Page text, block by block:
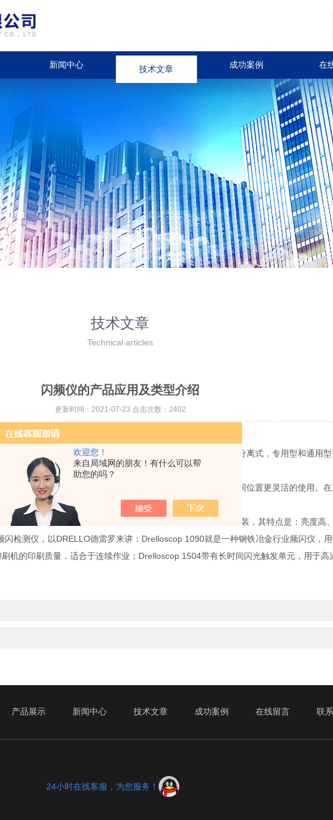
欢迎您！
来自局域网的朋友！有什么可以帮
助您的吗？
新闻中心 技术文章 成功案例 在
技术文章
Technical articles
闪频仪的产品应用及类型介绍
更新时间：2021-07-23 点击次数：2402
境和使用方式的不同，将频闪仪分为便携式、在线式、灯头分离式，专用型和通用
大容量的镍氢充电电池供电，这样便于频闪仪在生产线的不同位置更灵活的使用。
都带有单独的电气控制箱，灯头体积较大，一般采用固定式安装，其特点是：亮度高
检测仪，以DRELLO德雷罗来讲：Drelloscop 1090就是一种钢铁冶金行业频闪仪，
机的印刷质量，适合于连续作业；Drelloscop 1504带有长时间闪光触发单元，用于
产品展示 新闻中心 技术文章 成功案例 在线留言 联
24小时在线客服，为您服务！